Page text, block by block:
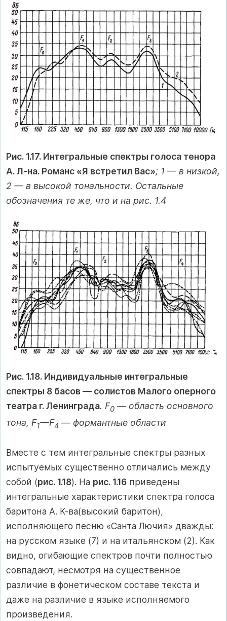
Рис. 1.17. Интегральные спектры голоса тенора
А. Л-на. Романс «Я встретил Вас»; 1 — в низкой,
2 — в высокой тональности. Остальные
обозначения те же, что и на рис. 1.4
Рис. 1.18. Индивидуальные интегральные
спектры 8 басов — солистов Малого оперного
театра г. Ленинграда. F0 — область основного
тона, F1—F4 — формантные области
Вместе с тем интегральные спектры разных
испытуемых существенно отличались между
собой (рис. 1.18). На рис. 1.16 приведены
интегральные характеристики спектра голоса
баритона А. К-ва(высокий баритон),
исполняющего песню «Санта Лючия» дважды:
на русском языке (7) и на итальянском (2). Как
видно, огибающие спектров почти полностью
совпадают, несмотря на существенное
различие в фонетическом составе текста и
даже на различие в языке исполняемого
произведения.